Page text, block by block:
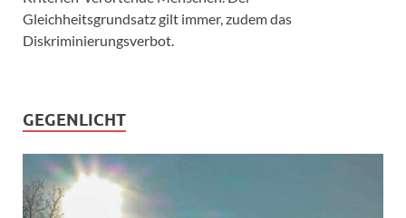
Gleichheitsgrundsatz gilt immer, zudem das
Diskriminierungsverbot.
GEGENLICHT